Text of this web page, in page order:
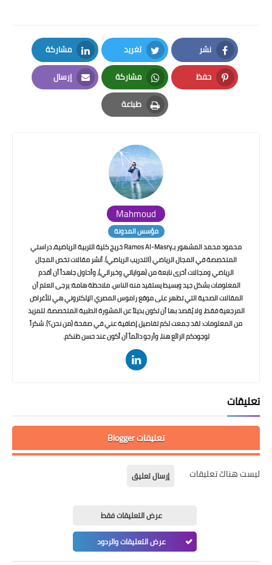
نشر
Facebook
تغريد
Twitter
مشاركة
LinkedIn
حفظ
Pinterest
مشاركة
Whatsapp
إرسال
Email
طباعة
Print
Mahmoud
مؤسس المدونة
محمود محمد المشهور بـRamos Al-Masry خريج كلية التربية الرياضية، دراستي
المتخصصة في المجال الرياضي (التدريب الرياضي). أنشر مقالات تخص المجال
الرياضي ومجالات أخرى نابعة من (هواياتي وخبراتي)، وأحاول جاهداً أن أقدم
المعلومات بشكل جيد وبسيط يستفيد منه الناس. ملاحظة هامة: يرجى العلم أن
المقالات الصحية التي تظهر على موقع راموس المصري الإلكتروني هي للأغراض
المرجعية فقط، ولا يُقصد بها أن تكون بديلاً عن المشورة الطبية المتخصصة. للمزيد
من المعلومات: لقد جمعت لكم تفاصيل إضافية عني في صفحة (من نحن؟). شكراً
لوجودكم الرائع هنا، وأرجو دائماً أن أكون عند حسن ظنكم.
تعليقات
تعليقات Blogger
ليست هناك تعليقات إرسال تعليق
عرض التعليقات فقط
عرض التعليقات والردود